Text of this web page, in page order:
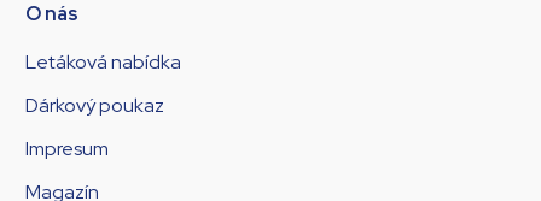
O nás
Letáková nabídka
Dárkový poukaz
Impresum
Magazín